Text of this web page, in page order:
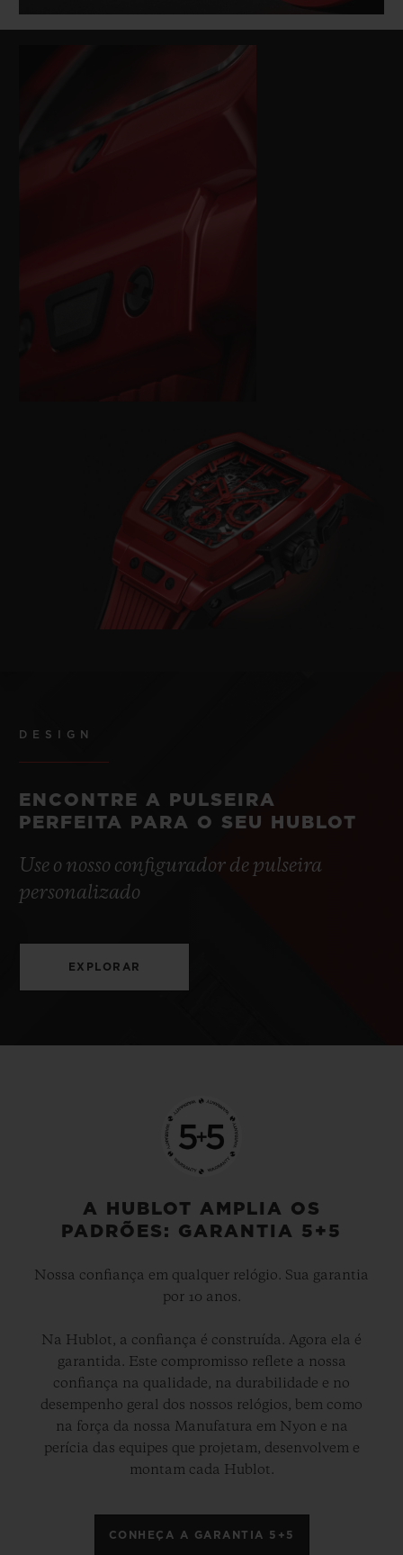
DESIGN
ENCONTRE A PULSEIRA
PERFEITA PARA O SEU HUBLOT
Use o nosso configurador de pulseira
personalizado
EXPLORAR
A HUBLOT AMPLIA OS
PADRÕES: GARANTIA 5+5
Nossa confiança em qualquer relógio. Sua garantia
por 10 anos.
Na Hublot, a confiança é construída. Agora ela é
garantida. Este compromisso reflete a nossa
confiança na qualidade, na durabilidade e no
desempenho geral dos nossos relógios, bem como
na força da nossa Manufatura em Nyon e na
perícia das equipes que projetam, desenvolvem e
montam cada Hublot.
CONHEÇA A GARANTIA 5+5